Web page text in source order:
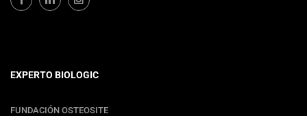
EXPERTO BIOLOGIC
FUNDACIÓN OSTEOSITE